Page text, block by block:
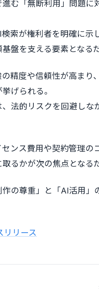
む「無断利用」問題
索が権利者を明確に
盤を支える要素となるだ
精度や信頼性が高ま
げられる。
法的リスクを回避し
ンス費用や契約管理
るかが次の焦点となるだ
の尊重」と「AI活用
リリース